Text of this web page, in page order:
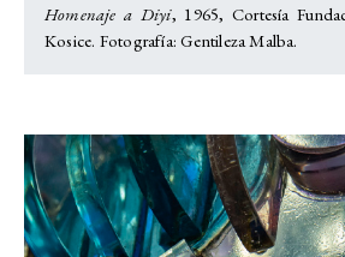
Homenaje a Diyi, 1965, Cortesía
Kosice. Fotografía: Gentileza Malba.